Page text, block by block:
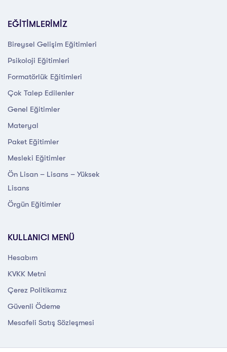
EĞİTİMLERİMİZ
Bireysel Gelişim Eğitimleri
Psikoloji Eğitimleri
Formatörlük Eğitimleri
Çok Talep Edilenler
Genel Eğitimler
Materyal
Paket Eğitimler
Mesleki Eğitimler
Ön Lisan – Lisans – Yüksek
Lisans
Örgün Eğitimler
KULLANICI MENÜ
Hesabım
KVKK Metni
Çerez Politikamız
Güvenli Ödeme
Mesafeli Satış Sözleşmesi